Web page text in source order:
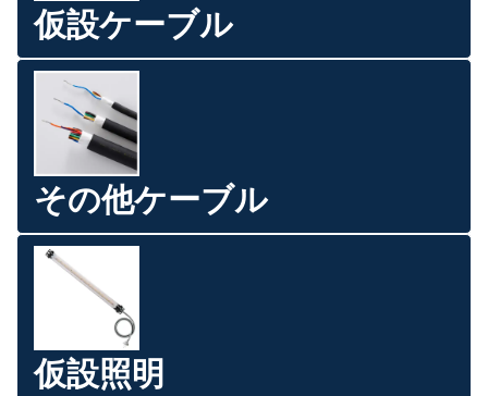
仮設ケーブル
その他ケーブル
仮設照明